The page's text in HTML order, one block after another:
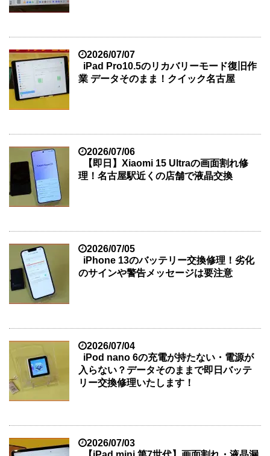
2026/07/07
iPad Pro10.5のリカバリーモード復旧作
業 データそのまま！クイック名古屋
2026/07/06
【即日】Xiaomi 15 Ultraの画面割れ修
理！名古屋駅近くの店舗で液晶交換
2026/07/05
iPhone 13のバッテリー交換修理！劣化
のサインや警告メッセージは要注意
2026/07/04
iPod nano 6の充電が持たない・電源が
入らない？データそのままで即日バッテ
リー交換修理いたします！
2026/07/03